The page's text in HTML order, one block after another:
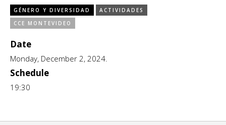
CCE en el interior/libros
Exposiciones
Formación
Género y Diversidad
Infantil y Juvenil
GÉNERO Y DIVERSIDAD
ACTIVIDADES
CCE MONTEVIDEO
Date
Monday, December 2, 2024.
Schedule
19:30